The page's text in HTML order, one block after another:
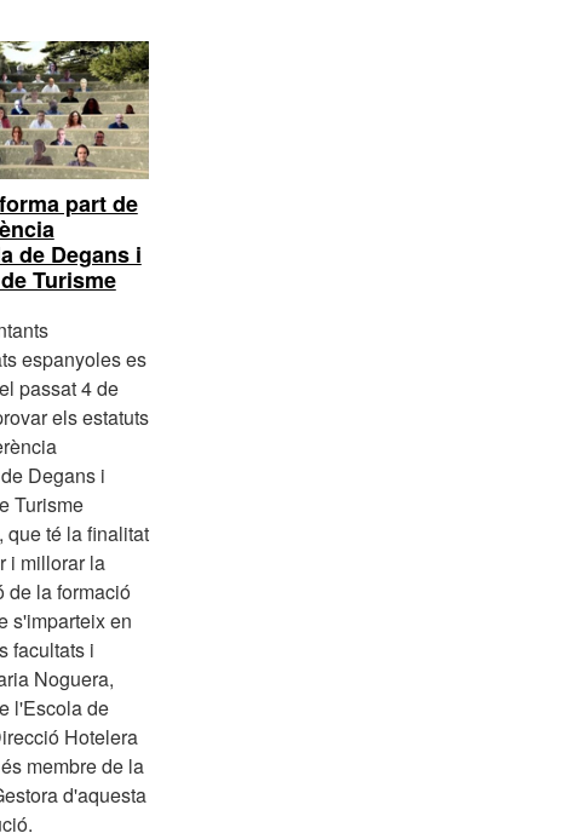
part de
de Degans i
Turisme
espanyoles es
passat 4 de
els estatuts
Degans i
Turisme
que té la finalitat
i millorar la
de la formació
s'imparteix en
facultats i
Noguera,
l'Escola de
Hotelera
membre de la
d'aquesta